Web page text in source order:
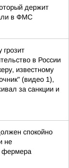
держит
в ФМС
грозит
в России
известному
(видео 1),
за санкции и
спокойно
не
фермера